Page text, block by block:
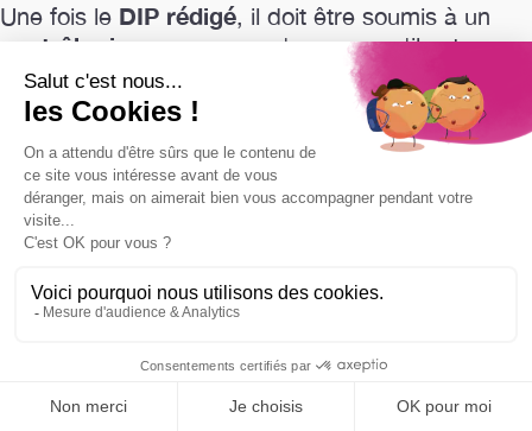
Une fois le DIP rédigé, il doit être soumis à un
contrôle rigoureux
pour s'assurer qu'il est
complet et conforme aux réglementations en
vigueur. Ce contrôle est généralement effectué
par un expert indépendant, qui peut être un
toxicologue, un pharmacien ou un autre
professionnel de la santé spécialisé dans le
domaine cosmétique. Le
comprend plusieurs étapes
informations nécessaires sont présentes
en se basant sur les données fournies
dans le DIP.
produit peut être